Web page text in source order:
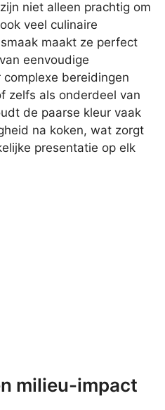
niet alleen prachtig om
veel culinaire
maakt ze perfect
eenvoudige
bereidingen
zelfs als onderdeel van
de paarse kleur vaak
na koken, wat zorgt
presentatie op elk
milieu-impact